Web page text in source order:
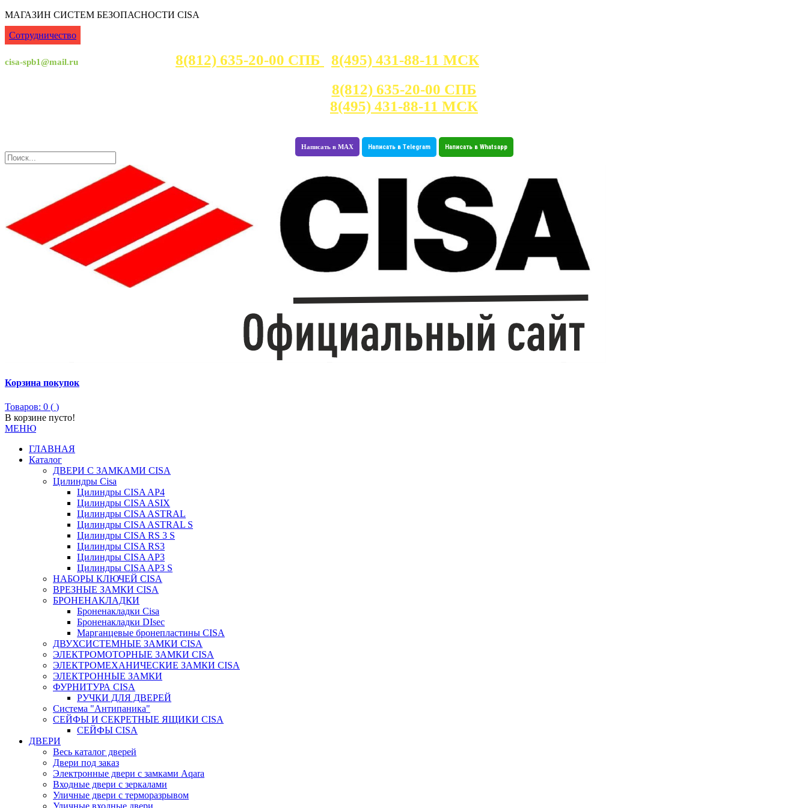
МАГАЗИН СИСТЕМ БЕЗОПАСНОСТИ CISA
Сотрудничество
cisa-spb1@mail.ru 8(812) 635-20-00 СПБ 8(495) 431-88-11 МСК
8(812) 635-20-00 СПБ
8(495) 431-88-11 МСК
Написать в MAX Написать в Telegram Написать в Whatsapp
Корзина покупок
Товаров: 0 ( )
В корзине пусто!
МЕНЮ
ГЛАВНАЯ
Каталог
ДВЕРИ С ЗАМКАМИ CISA
Цилиндры Сisa
Цилиндры CISA AP4
Цилиндры CISA ASIX
Цилиндры CISA ASTRAL
Цилиндры CISA ASTRAL S
Цилиндры CISA RS 3 S
Цилиндры CISA RS3
Цилиндры CISA AP3
Цилиндры CISA AP3 S
НАБОРЫ КЛЮЧЕЙ CISA
ВРЕЗНЫЕ ЗАМКИ CISA
БРОНЕНАКЛАДКИ
Броненакладки Сisa
Броненакладки DIsec
Марганцевые бронепластины CISA
ДВУХСИСТЕМНЫЕ ЗАМКИ CISA
ЭЛЕКТРОМОТОРНЫЕ ЗАМКИ CISA
ЭЛЕКТРОМЕХАНИЧЕСКИЕ ЗАМКИ CISA
ЭЛЕКТРОННЫЕ ЗАМКИ
ФУРНИТУРА CISA
РУЧКИ ДЛЯ ДВЕРЕЙ
Система "Антипаника"
СЕЙФЫ И СЕКРЕТНЫЕ ЯЩИКИ CISA
СЕЙФЫ CISA
ДВЕРИ
Весь каталог дверей
Двери под заказ
Электронные двери с замками Aqara
Входные двери с зеркалами
Уличные двери с терморазрывом
Уличные входные двери